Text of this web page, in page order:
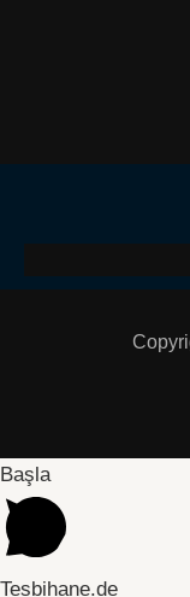
Başla
Tesbihane.de